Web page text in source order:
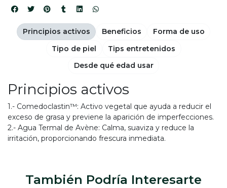
Principios activos
1.- Comedoclastin™: Activo vegetal que ayuda a reducir el
exceso de grasa y previene la aparición de imperfecciones.
2.- Agua Termal de Avène: Calma, suaviza y reduce la
irritación, proporcionando frescura inmediata.
Principios activos Beneficios
Forma de uso
Tipo de piel
Tips entretenidos
Desde qué edad usar
También Podría Interesarte